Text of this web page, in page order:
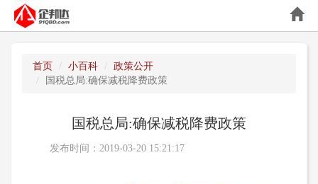
首页 小百科
政策公开
国税总局:确保减税降费政策
国税总局:确保减税降费政策
发布时间：2019-03-20 15:21:17